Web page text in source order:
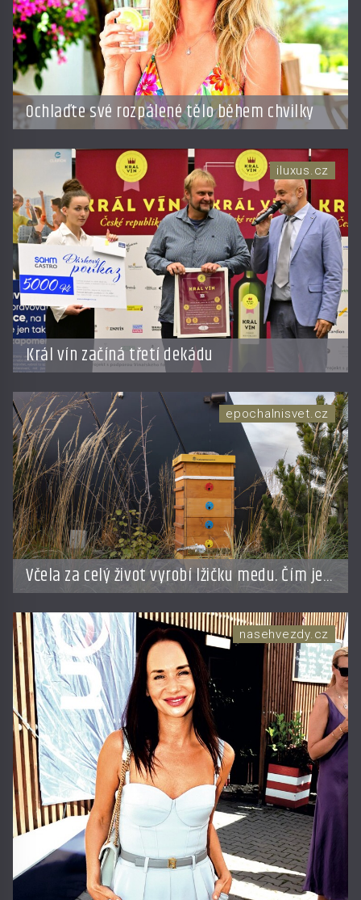
Ochlaďte své rozpálené tělo během chvilky
Král vín začíná třetí dekádu
iluxus.cz
Včela za celý život vyrobí lžičku medu. Čím je
pražský med ze střech tak ceněný?
epochalnisvet.cz
nasehvezdy.cz